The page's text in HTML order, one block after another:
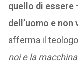
quello di essere
dell’uomo e non
afferma il
noi e la